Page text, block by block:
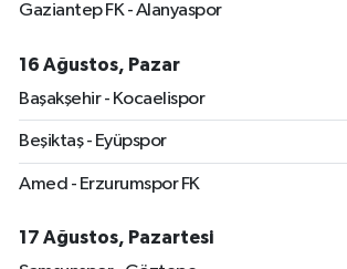
Gaziantep FK - Alanyaspor
16 Ağustos, Pazar
Başakşehir - Kocaelispor
Beşiktaş - Eyüpspor
Amed - Erzurumspor FK
17 Ağustos, Pazartesi